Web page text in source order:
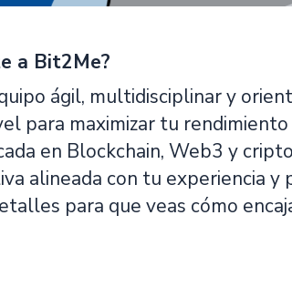
a Bit2Me?
ágil, multidisciplinar y
para maximizar tu
en Blockchain, Web3 y
alineada con tu experiencia
para que veas cómo